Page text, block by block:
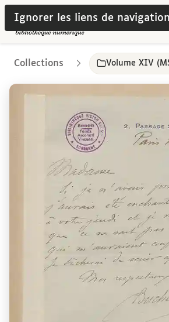
Ignorer les liens de navigation
Collections Volume XIV